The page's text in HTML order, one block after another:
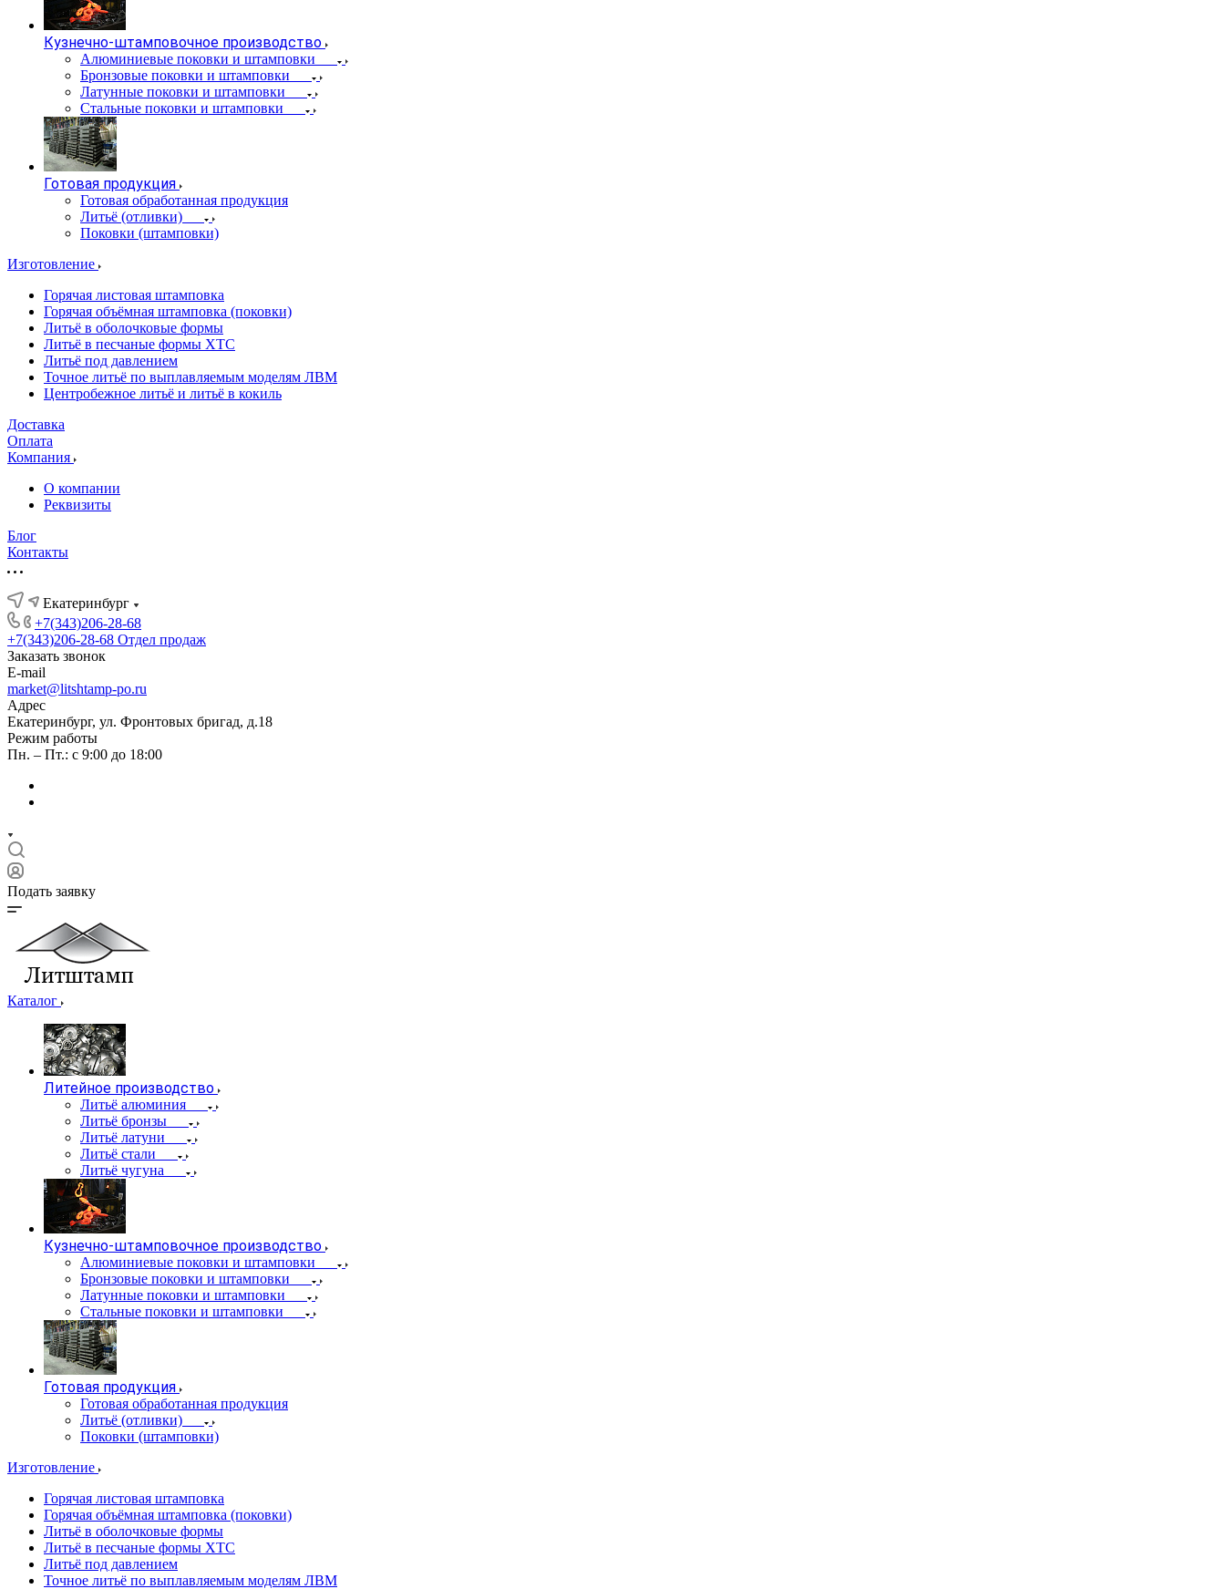
Кузнечно-штамповочное производство
Алюминиевые поковки и штамповки
Бронзовые поковки и штамповки
Латунные поковки и штамповки
Стальные поковки и штамповки
Готовая продукция
Готовая обработанная продукция
Литьё (отливки)
Поковки (штамповки)
Изготовление
Горячая листовая штамповка
Горячая объёмная штамповка (поковки)
Литьё в оболочковые формы
Литьё в песчаные формы ХТС
Литьё под давлением
Точное литьё по выплавляемым моделям ЛВМ
Центробежное литьё и литьё в кокиль
Доставка
Оплата
Компания
О компании
Реквизиты
Блог
Контакты
Екатеринбург
+7(343)206-28-68
+7(343)206-28-68 Отдел продаж
Заказать звонок
E-mail
market@litshtamp-po.ru
Адрес
Екатеринбург, ул. Фронтовых бригад, д.18
Режим работы
Пн. – Пт.: с 9:00 до 18:00
Подать заявку
Каталог
Литейное производство
Литьё алюминия
Литьё бронзы
Литьё латуни
Литьё стали
Литьё чугуна
Кузнечно-штамповочное производство
Алюминиевые поковки и штамповки
Бронзовые поковки и штамповки
Латунные поковки и штамповки
Стальные поковки и штамповки
Готовая продукция
Готовая обработанная продукция
Литьё (отливки)
Поковки (штамповки)
Изготовление
Горячая листовая штамповка
Горячая объёмная штамповка (поковки)
Литьё в оболочковые формы
Литьё в песчаные формы ХТС
Литьё под давлением
Точное литьё по выплавляемым моделям ЛВМ